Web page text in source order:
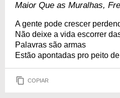
Maior Que as Muralhas,
A gente pode crescer
Não deixe a vida escorrer
Palavras são armas
Estão apontadas pro peito
COPIAR